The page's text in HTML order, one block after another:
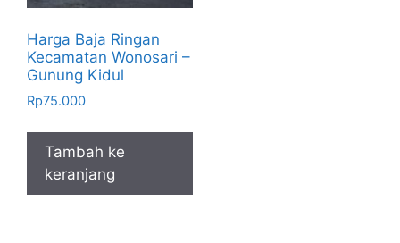
Harga Baja Ringan
Kecamatan Wonosari –
Gunung Kidul
Rp75.000
Tambah ke
keranjang